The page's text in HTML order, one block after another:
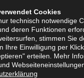
English Deutsch
Premiumprodukte
Cookies
technisch notwendige
deren Funktionen
stimmen Sie
Ihre Einwilligung per
erteilen. Mehr